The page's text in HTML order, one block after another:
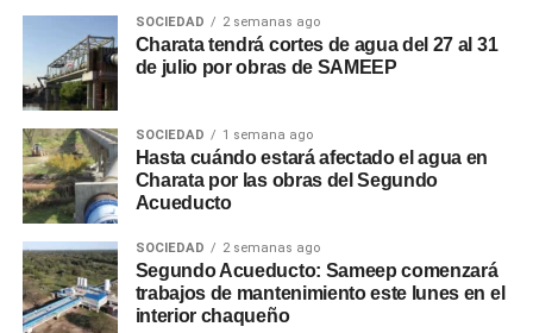
SOCIEDAD 2 semanas ago
Charata tendrá cortes de agua del 27 al 31
de julio por obras de SAMEEP
SOCIEDAD 1 semana ago
Hasta cuándo estará afectado el agua en
Charata por las obras del Segundo
Acueducto
SOCIEDAD 2 semanas ago
Segundo Acueducto: Sameep comenzará
trabajos de mantenimiento este lunes en el
interior chaqueño